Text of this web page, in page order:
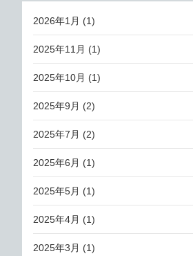
2026年1月 (1)
2025年11月 (1)
2025年10月 (1)
2025年9月 (2)
2025年7月 (2)
2025年6月 (1)
2025年5月 (1)
2025年4月 (1)
2025年3月 (1)